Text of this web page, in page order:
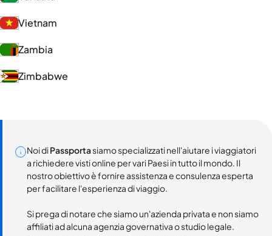
Vietnam
Zambia
Zimbabwe
Noi diPassportasiamo specializzati nell'aiutare i viaggiatori
a richiedere visti online per vari Paesi in tutto il mondo. Il
nostro obiettivo è fornire assistenza e consulenza esperta
per facilitare l'esperienza di viaggio.
Si prega di notare che siamo un'azienda privata e non siamo
affiliati ad alcuna agenzia governativa o studio legale.